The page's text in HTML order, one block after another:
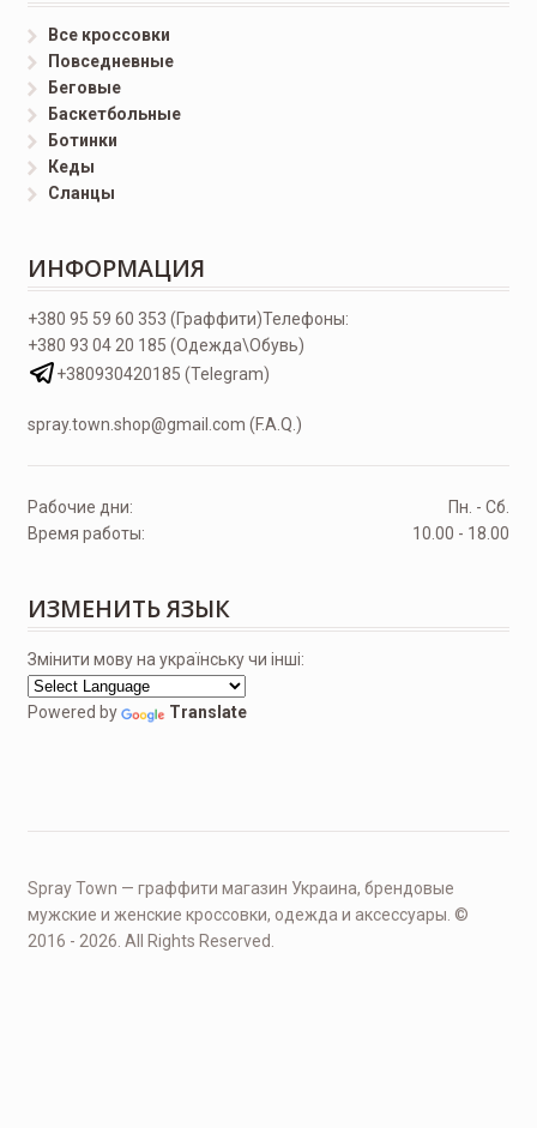
Все кроссовки
Повседневные
Беговые
Баскетбольные
Ботинки
Кеды
Сланцы
ИНФОРМАЦИЯ
Телефоны:
+380 95 59 60 353 (Граффити)
+380 93 04 20 185 (Одежда\Обувь)
+380930420185 (Telegram)
spray.town.shop@gmail.com (F.A.Q.)
Рабочие дни:
Пн. - Сб.
Время работы:
10.00 - 18.00
ИЗМЕНИТЬ ЯЗЫК
Змінити мову на українську чи інші:
Powered by Translate
Spray Town — граффити магазин Украина, брендовые
мужские и женские кроссовки, одежда и аксессуары. ©
2016 - 2026. All Rights Reserved.